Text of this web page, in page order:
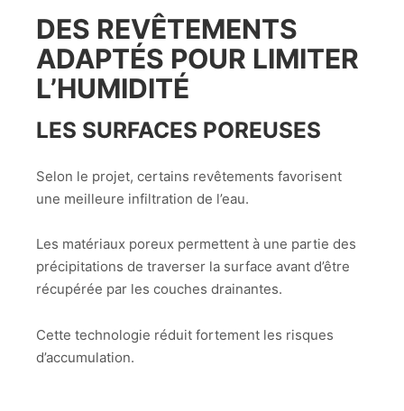
DES REVÊTEMENTS
ADAPTÉS POUR LIMITER
L’HUMIDITÉ
LES SURFACES POREUSES
Selon le projet, certains revêtements favorisent
une meilleure infiltration de l’eau.
Les matériaux poreux permettent à une partie des
précipitations de traverser la surface avant d’être
récupérée par les couches drainantes.
Cette technologie réduit fortement les risques
d’accumulation.